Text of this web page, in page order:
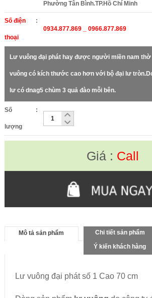
Phường Tân Bình.TP.Hồ Chí Minh
Số điện
thoại
:
0934.877.869 _ 0966.877.869
Lư vuông đại phát hay được người miền nam
vuông có kích thước cao hơn với bộ đại lư
lư có dnag5 chùm 3 quả đào mỗi bên.
Số
lượng
:
Giá : Call
Mô tả sản phẩm
Chi tiết sản phẩm
Ý kiến khách hàng
Lư vuông đại phát số 1 Cao 70 cm